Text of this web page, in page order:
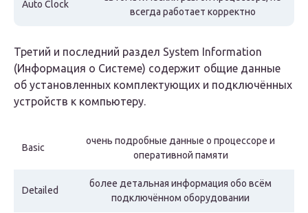
Auto Clock
всегда работает корректно
Третий и последний раздел System Information
(Информация о Системе) содержит общие данные
об установленных комплектующих и подключённых
устройств к компьютеру.
Basic
очень подробные данные о процессоре и
оперативной памяти
Detailed
более детальная информация обо всём
подключённом оборудовании